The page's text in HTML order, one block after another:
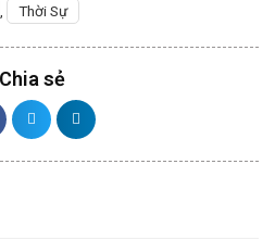
Thời Sự
Chia sẻ